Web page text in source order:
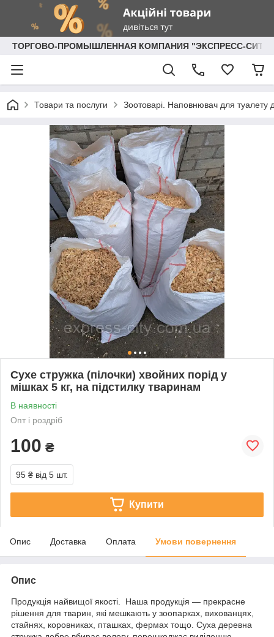
ТОРГОВО-ПРОМЫШЛЕННАЯ КОМПАНИЯ "ЭКСПРЕСС-СИТИ"
Товари та послуги Зоотоварі. Наповнювач для туалету
Сухе стружка (пілочки) хвойних порід у
мішках 5 кг, на підстилку тваринам
В наявності
Опт і роздріб
100 ₴
95 ₴ від 5 шт.
Купити
Опис Доставка Оплата Умови повернення
Опис
Продукція найвищої якості. Наша продукція — прекрасне
рішення для тварин, які мешкають у зоопарках, вихованцях,
стайнях, коровниках, пташках, фермах тощо. Суха деревна